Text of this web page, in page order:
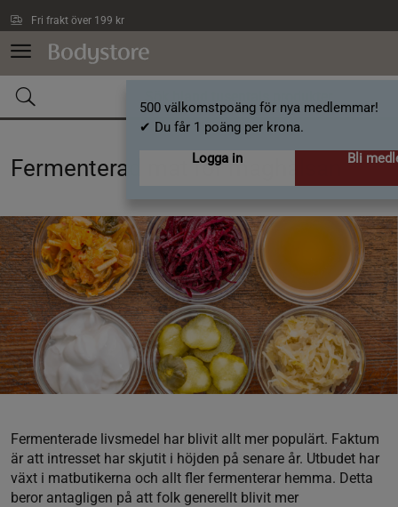
Fri frakt över 199 kr
500 välkomstpoäng för nya medlemmar!
✔ Du får 1 poäng per krona.
Logga in
Bli
Fermenterad mat för maghälsan
Fermenterade livsmedel har blivit allt mer populärt. Faktum
är att intresset har skjutit i höjden på senare år. Utbudet har
växt i matbutikerna och allt fler fermenterar hemma. Detta
beror antagligen på att folk generellt blivit mer